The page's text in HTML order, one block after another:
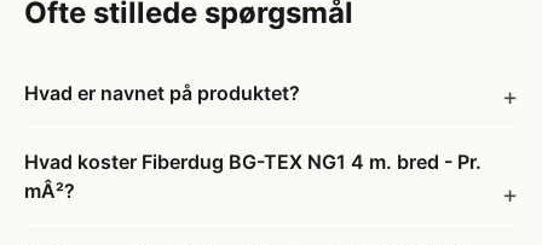
Ofte stillede spørgsmål
Hvad er navnet på produktet?
Hvad koster Fiberdug BG-TEX NG1 4 m. bred - Pr.
mÂ²?